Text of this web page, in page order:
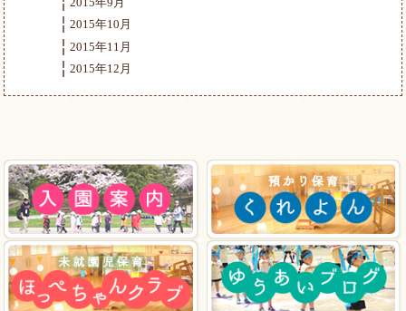
2015年10月
2015年11月
2015年12月